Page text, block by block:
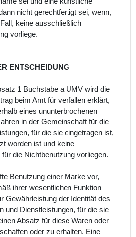
sei und eine künstliche
nicht gerechtfertigt sei, wenn,
keine ausschließlich
vorliege.
ENTSCHEIDUNG
1 Buchstabe a UMV wird die
beim Amt für verfallen erklärt,
eines ununterbrochenen
in der Gemeinschaft für die
für die sie eingetragen ist,
worden ist und keine
für die Nichtbenutzung vorliegen.
Benutzung einer Marke vor,
ihrer wesentlichen Funktion
Gewährleistung der Identität des
und Dienstleistungen, für die sie
Absatz für diese Waren oder
oder zu erhalten. Eine